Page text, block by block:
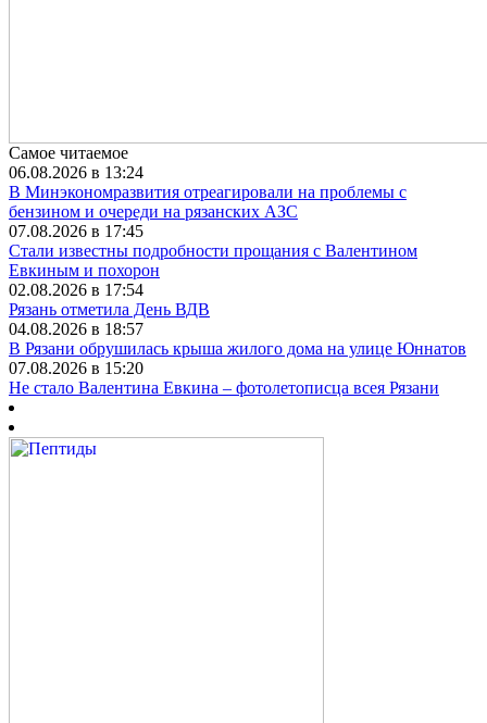
Самое читаемое
06.08.2026 в 13:24
В Минэкономразвития отреагировали на проблемы с
бензином и очереди на рязанских АЗС
07.08.2026 в 17:45
Стали известны подробности прощания с Валентином
Евкиным и похорон
02.08.2026 в 17:54
Рязань отметила День ВДВ
04.08.2026 в 18:57
В Рязани обрушилась крыша жилого дома на улице Юннатов
07.08.2026 в 15:20
Не стало Валентина Евкина – фотолетописца всея Рязани